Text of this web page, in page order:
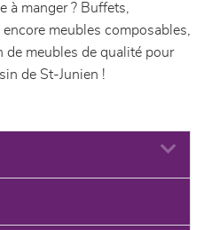
à manger ? Buffets,
meubles composables,
de meubles de qualité pour
de St-Junien !